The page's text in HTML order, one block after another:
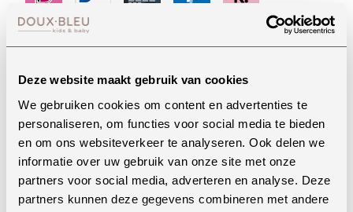
Deze website maakt gebruik van cookies
We gebruiken cookies om content en advertenties te
personaliseren, om functies voor social media te bieden
en om ons websiteverkeer te analyseren. Ook delen we
informatie over uw gebruik van onze site met onze
partners voor social media, adverteren en analyse. Deze
partners kunnen deze gegevens combineren met andere
Whatsapp